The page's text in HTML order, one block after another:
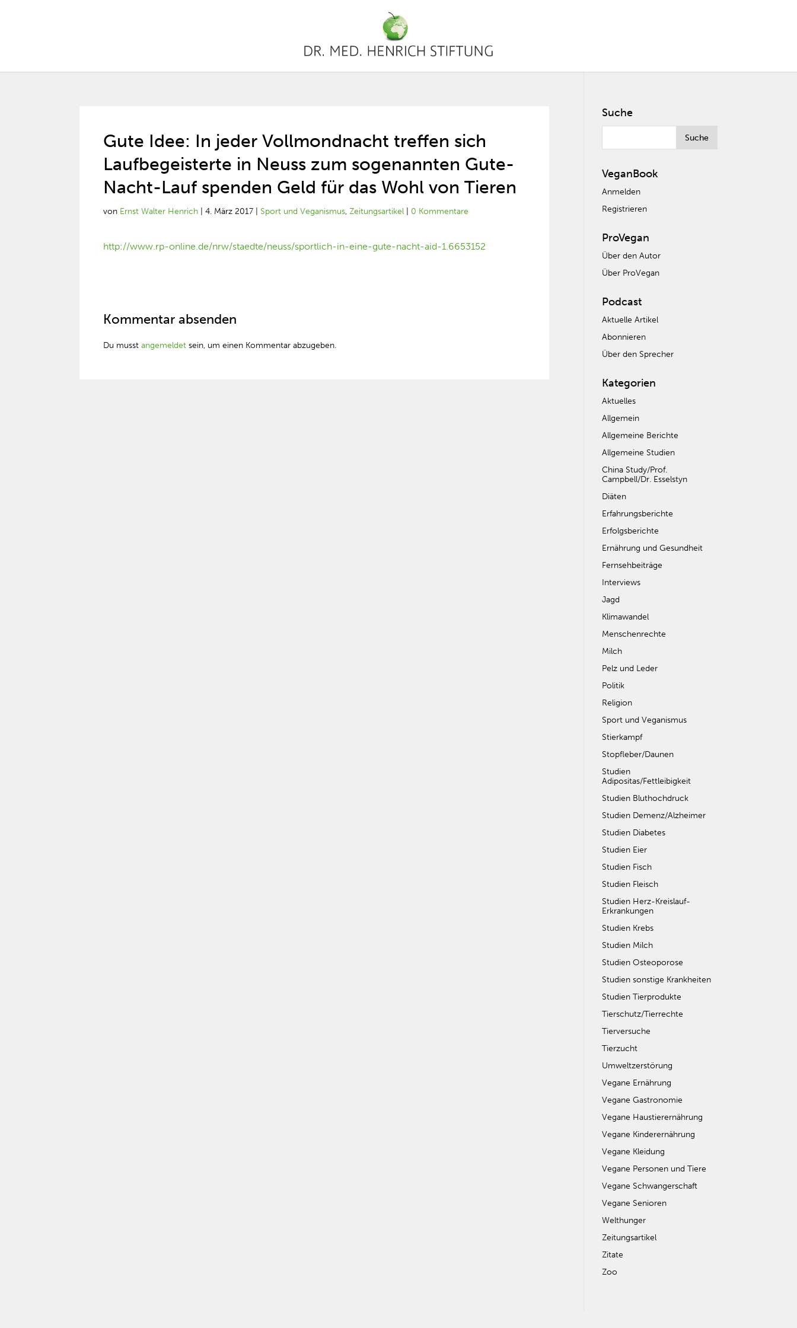
Gute Idee: In jeder Vollmondnacht treffen sich
Laufbegeisterte in Neuss zum sogenannten Gute-
Nacht-Lauf spenden Geld für das Wohl von Tieren
von Ernst Walter Henrich |4. März 2017 Sport und Veganismus,Zeitungsartikel 0 Kommentare
http://www.rp-online.de/nrw/staedte/neuss/sportlich-in-eine-gute-nacht-aid-1.6653152
Kommentar absenden
Du musstangemeldet sein, um einen Kommentar abzugeben.
Suche
VeganBook
Anmelden
Registrieren
ProVegan
Über den Autor
Über ProVegan
Podcast
Aktuelle Artikel
Abonnieren
Über den Sprecher
Kategorien
Aktuelles
Allgemein
Allgemeine Berichte
Allgemeine Studien
China Study/Prof.
Campbell/Dr. Esselstyn
Diäten
Erfahrungsberichte
Erfolgsberichte
Ernährung und Gesundheit
Fernsehbeiträge
Interviews
Jagd
Klimawandel
Menschenrechte
Milch
Pelz und Leder
Politik
Religion
Sport und Veganismus
Stierkampf
Stopfleber/Daunen
Studien
Adipositas/Fettleibigkeit
Studien Bluthochdruck
Studien Demenz/Alzheimer
Studien Diabetes
Studien Eier
Studien Fisch
Studien Fleisch
Studien Herz-Kreislauf-
Erkrankungen
Studien Krebs
Studien Milch
Studien Osteoporose
Studien sonstige Krankheiten
Studien Tierprodukte
Tierschutz/Tierrechte
Tierversuche
Tierzucht
Umweltzerstörung
Vegane Ernährung
Vegane Gastronomie
Vegane Haustierernährung
Vegane Kinderernährung
Vegane Kleidung
Vegane Personen und Tiere
Vegane Schwangerschaft
Vegane Senioren
Welthunger
Zeitungsartikel
Zitate
Zoo